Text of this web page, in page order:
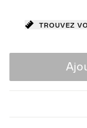
Trouvez